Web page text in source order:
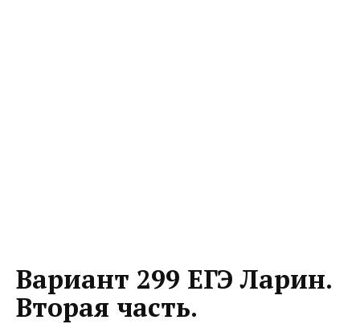
Вариант 299 ЕГЭ Ларин.
Вторая часть.